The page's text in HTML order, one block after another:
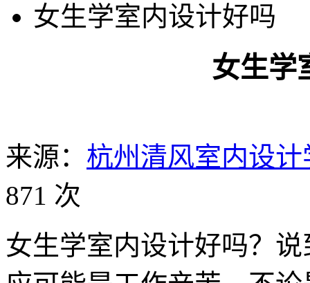
女生学室内设计好吗
女生学
来源： 杭州清风室内设计
871 次
女生学室内设计好吗？